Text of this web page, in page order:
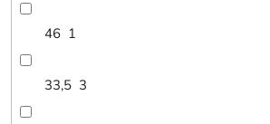
46 1
33,5 3